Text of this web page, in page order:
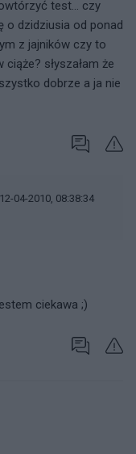
test... czy
o dzidziusia od ponad
z jajników czy to
słyszałam że
dobrze a ja nie
12-04-2010, 08:38:34
ciekawa ;)